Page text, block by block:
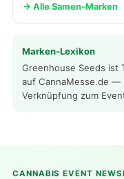
→ Alle Samen-Marken
Marken-Lexikon
Greenhouse Seeds ist
auf CannaMesse.de —
Verknüpfung zum
CANNABIS EVENT